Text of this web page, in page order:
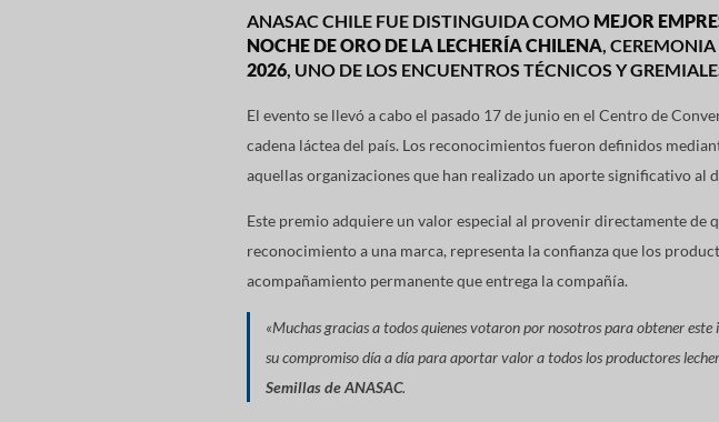
ANASAC CHILE FUE DISTINGUIDA COMO MEJOR
NOCHE DE ORO DE LA LECHERÍA CHILENA,
2026, UNO DE LOS ENCUENTROS TÉCNICOS Y
El evento se llevó a cabo el pasado 17 de junio en el Centro de
cadena láctea del país. Los reconocimientos fueron definidos
aquellas organizaciones que han realizado un aporte significativo al
Este premio adquiere un valor especial al provenir directamente de
reconocimiento a una marca, representa la confianza que los
acompañamiento permanente que entrega la compañía.
«Muchas gracias a todos quienes votaron por nosotros para obtener
su compromiso día a día para aportar valor a todos los productores
Semillas de ANASAC.